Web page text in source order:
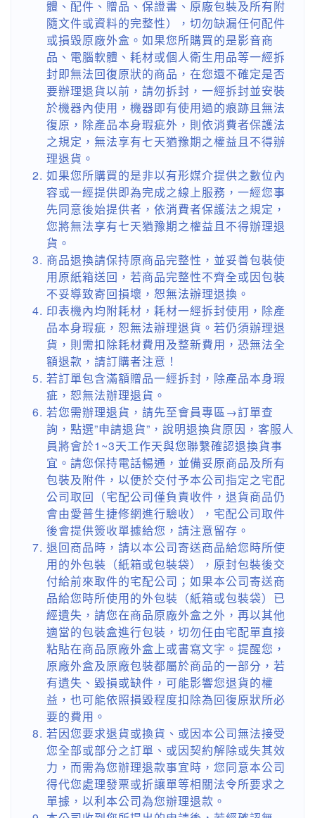
體、配件、贈品、保證書、原廠包裝及所有附
隨文件或資料的完整性），切勿缺漏任何配件
或損毀原廠外盒。如果您所購買的是影音商
品、電腦軟體、耗材或個人衛生用品等一經拆
封即無法回復原狀的商品，在您還不確定是否
要辦理退貨以前，請勿拆封，一經拆封並安裝
於機器內使用，機器即有使用過的痕跡且無法
復原，除產品本身瑕疵外，則依消費者保護法
之規定，無法享有七天猶豫期之權益且不得辦
理退貨。
如果您所購買的是非以有形媒介提供之數位內
容或一經提供即為完成之線上服務，一經您事
先同意後始提供者，依消費者保護法之規定，
您將無法享有七天猶豫期之權益且不得辦理退
貨。
商品退換請保持原商品完整性，並妥善包裝使
用原紙箱送回，若商品完整性不齊全或因包裝
不妥導致寄回損壞，恕無法辦理退換。
印表機內均附耗材，耗材一經拆封使用，除產
品本身瑕疵，恕無法辦理退貨。若仍須辦理退
貨，則需扣除耗材費用及整新費用，恐無法全
額退款，請訂購者注意！
若訂單包含滿額贈品一經拆封，除產品本身瑕
疵，恕無法辦理退貨。
若您需辦理退貨，請先至會員專區→訂單查
詢，點選”申請退貨”，說明退換貨原因，客服人
員將會於1~3天工作天與您聯繫確認退換貨事
宜。請您保持電話暢通，並備妥原商品及所有
包裝及附件，以便於交付予本公司指定之宅配
公司取回（宅配公司僅負責收件，退貨商品仍
會由愛普生捷修網進行驗收），宅配公司取件
後會提供簽收單據給您，請注意留存。
退回商品時，請以本公司寄送商品給您時所使
用的外包裝（紙箱或包裝袋），原封包裝後交
付給前來取件的宅配公司；如果本公司寄送商
品給您時所使用的外包裝（紙箱或包裝袋）已
經遺失，請您在商品原廠外盒之外，再以其他
適當的包裝盒進行包裝，切勿任由宅配單直接
粘貼在商品原廠外盒上或書寫文字。提醒您，
原廠外盒及原廠包裝都屬於商品的一部分，若
有遺失、毀損或缺件，可能影響您退貨的權
益，也可能依照損毀程度扣除為回復原狀所必
要的費用。
若因您要求退貨或換貨、或因本公司無法接受
您全部或部分之訂單、或因契約解除或失其效
力，而需為您辦理退款事宜時，您同意本公司
得代您處理發票或折讓單等相關法令所要求之
單據，以利本公司為您辦理退款。